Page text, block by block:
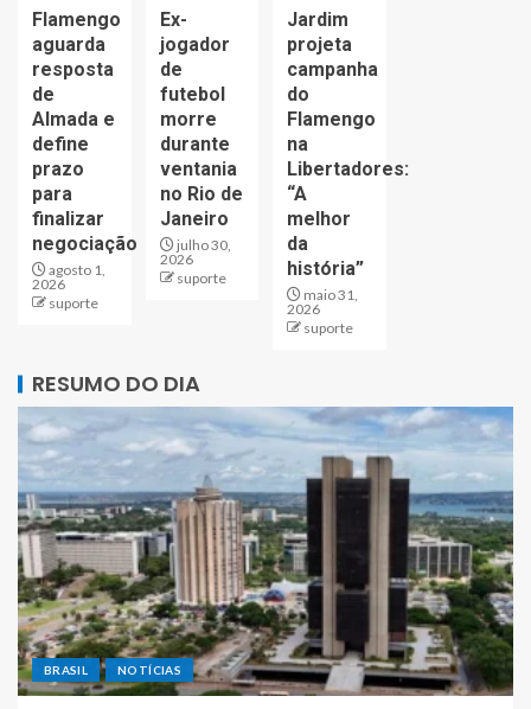
Flamengo
aguarda
resposta
de
Almada e
define
prazo
para
finalizar
negociação
agosto 1,
2026
suporte
Ex-
jogador
de
futebol
morre
durante
ventania
no Rio de
Janeiro
julho 30,
2026
suporte
Jardim
projeta
campanha
do
Flamengo
na
Libertadores:
“A
melhor
da
história”
maio 31,
2026
suporte
RESUMO DO DIA
BRASIL NOTÍCIAS